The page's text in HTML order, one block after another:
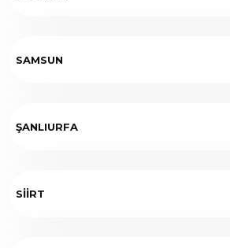
SAMSUN
ŞANLIURFA
SİİRT